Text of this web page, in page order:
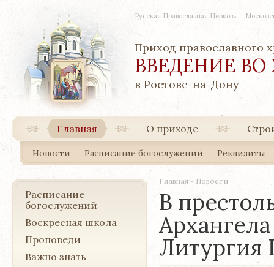
Русская Православная Церковь
Приход православного
ВВЕДЕНИЕ
в Ростове-на-Дону
Главная
Новости Расписание богослужений Реквизиты
О приходе
Главная - Новости
В
Литургия
Расписание
богослужений
Воскресная школа
Проповеди
Важно знать